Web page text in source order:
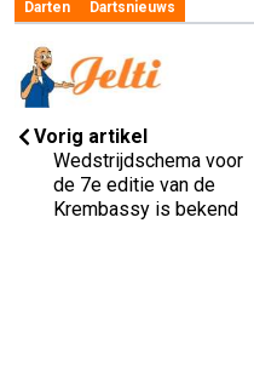
Darten
Dartsnieuws
Vorig artikel
Wedstrijdschema voor
de 7e editie van de
Krembassy is bekend